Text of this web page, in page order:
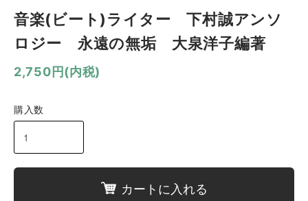
音楽(ビート)ライター 下村誠アンソ
ロジー 永遠の無垢 大泉洋子編著
2,750円(内税)
購入数
カートに入れる